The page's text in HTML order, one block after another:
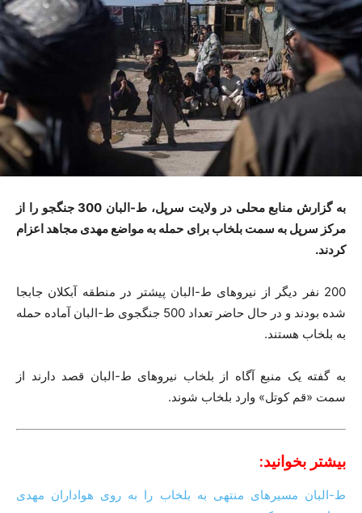
به گزارش منابع محلی در ولایت سرپل، ط-البان 300 جنگجو را از
مرکز سرپل به سمت بلخاب برای حمله به مواضع مهدی مجاهد اعزام
کردند.
200 نفر دیگر از نیروهای ط-البان پیشتر در منطقه آبکلان جابجا
شده بودند و در حال حاضر تعداد 500 جنگجوی ط-البان آماده حمله
به بلخاب هستند.
به گفته یک منبع آگاه از بلخاب نیروهای ط-البان قصد دارند از
سمت «قم کوتل» وارد بلخاب شوند.
بیشتر بخوانید:
ط-البان مسیرهای منتهی به بلخاب را به روی هواداران مهدی